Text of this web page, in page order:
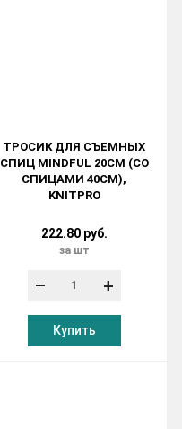
ТРОСИК ДЛЯ СЪЕМНЫХ
СПИЦ MINDFUL 20СМ (СО
СПИЦАМИ 40СМ),
KNITPRO
222.80 руб.
за шт
– +
Купить